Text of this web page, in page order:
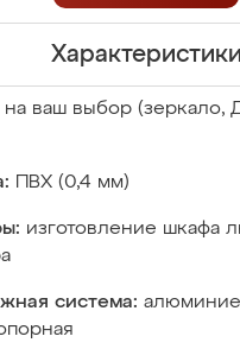
Характеристики
на ваш выбор (зеркало,
ПВХ (0,4 мм)
изготовление шкафа
система: